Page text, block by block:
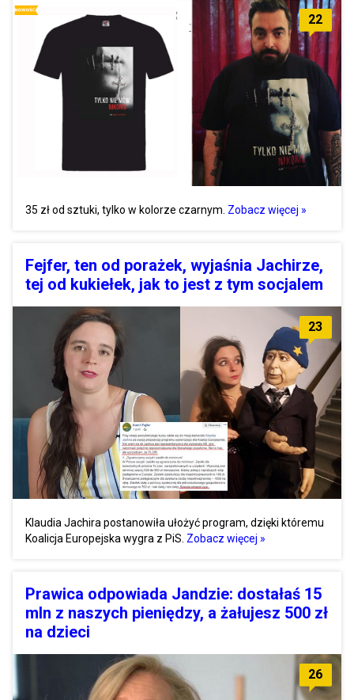
22
35 zł od sztuki, tylko w kolorze czarnym. Zobacz więcej »
Fejfer, ten od porażek, wyjaśnia Jachirze,
tej od kukiełek, jak to jest z tym socjalem
23
Klaudia Jachira postanowiła ułożyć program, dzięki któremu
Koalicja Europejska wygra z PiS. Zobacz więcej »
Prawica odpowiada Jandzie: dostałaś 15
mln z naszych pieniędzy, a żałujesz 500 zł
na dzieci
26